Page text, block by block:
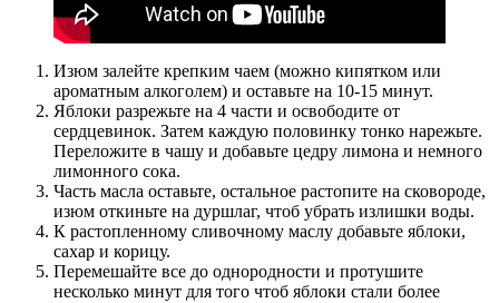
Изюм залейте крепким чаем (можно кипятком или
ароматным алкоголем) и оставьте на 10-15 минут.
Яблоки разрежьте на 4 части и освободите от
сердцевинок. Затем каждую половинку тонко нарежьте.
Переложите в чашу и добавьте цедру лимона и немного
лимонного сока.
Часть масла оставьте, остальное растопите на сковороде,
изюм откиньте на дуршлаг, чтоб убрать излишки воды.
К растопленному сливочному маслу добавьте яблоки,
сахар и корицу.
Перемешайте все до однородности и протушите
несколько минут для того чтоб яблоки стали более